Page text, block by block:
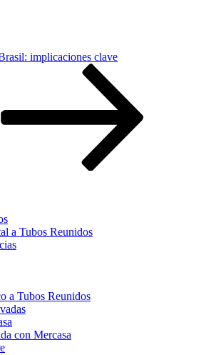
implicaciones clave
a Tubos Reunidos
a Tubos Reunidos
con Mercasa